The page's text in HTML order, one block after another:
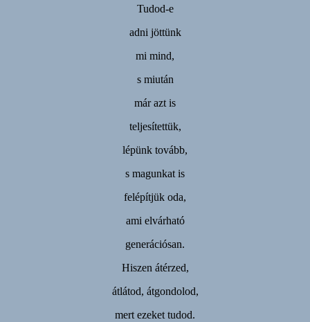
Tudod-e
adni jöttünk
mi mind,
s miután
már azt is
teljesítettük,
lépünk tovább,
s magunkat is
felépítjük oda,
ami elvárható
generációsan.
Hiszen átérzed,
átlátod, átgondolod,
mert ezeket tudod.